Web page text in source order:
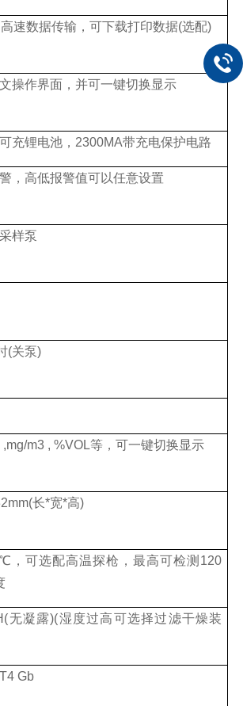
速数据传输，可下载打印数据(选配)
操作界面，并可一键切换显示
充锂电池，2300MA带充电保护电路
，高低报警值可以任意设置
样泵
(关泵)
,mg/m3 , %VOL等，可一键切换显示
长*宽*高)
，可选配高温探枪，最高可检测120
无凝露)(湿度过高可选择过滤干燥装
Gb